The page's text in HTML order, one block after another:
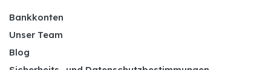
Bankkonten
Unser Team
Blog